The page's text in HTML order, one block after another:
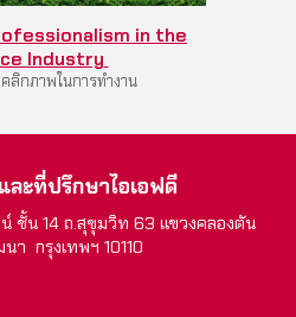
in the
Industry
ลิกภาพในการทำงาน
ะที่ปรึกษาไอเอฟดี
ชั้น 14 ถ.สุขุมวิท 63 แขวงคลองตัน
า กรุงเทพฯ 10110